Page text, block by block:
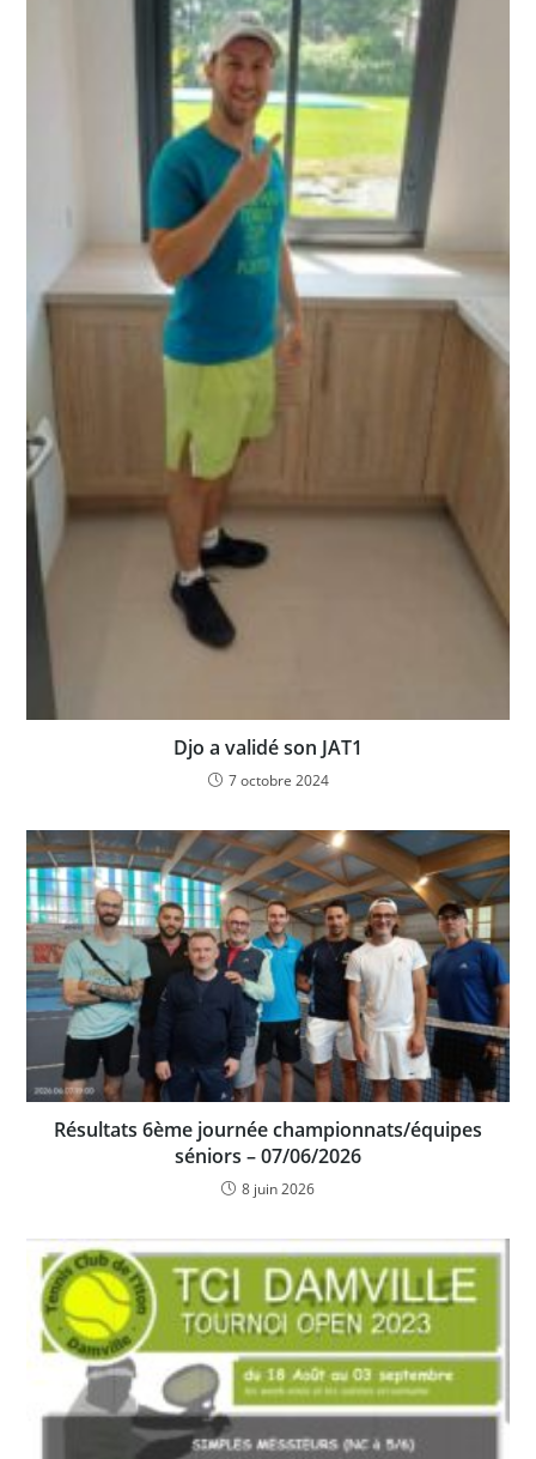
Djo a validé son JAT1
7 octobre 2024
Résultats 6ème journée championnats/équipes
séniors – 07/06/2026
8 juin 2026